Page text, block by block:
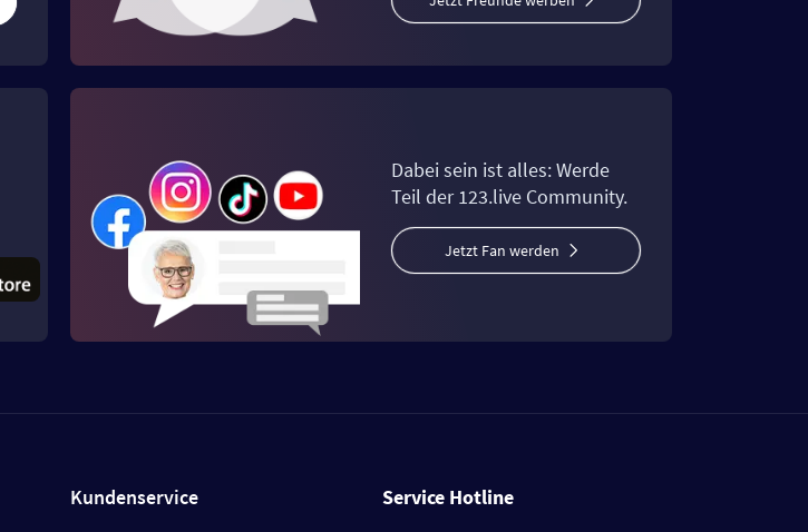
Dabei sein ist alles: Werde
Teil der 123.live Community.
Jetzt Fan werden
Kundenservice Service Hotline